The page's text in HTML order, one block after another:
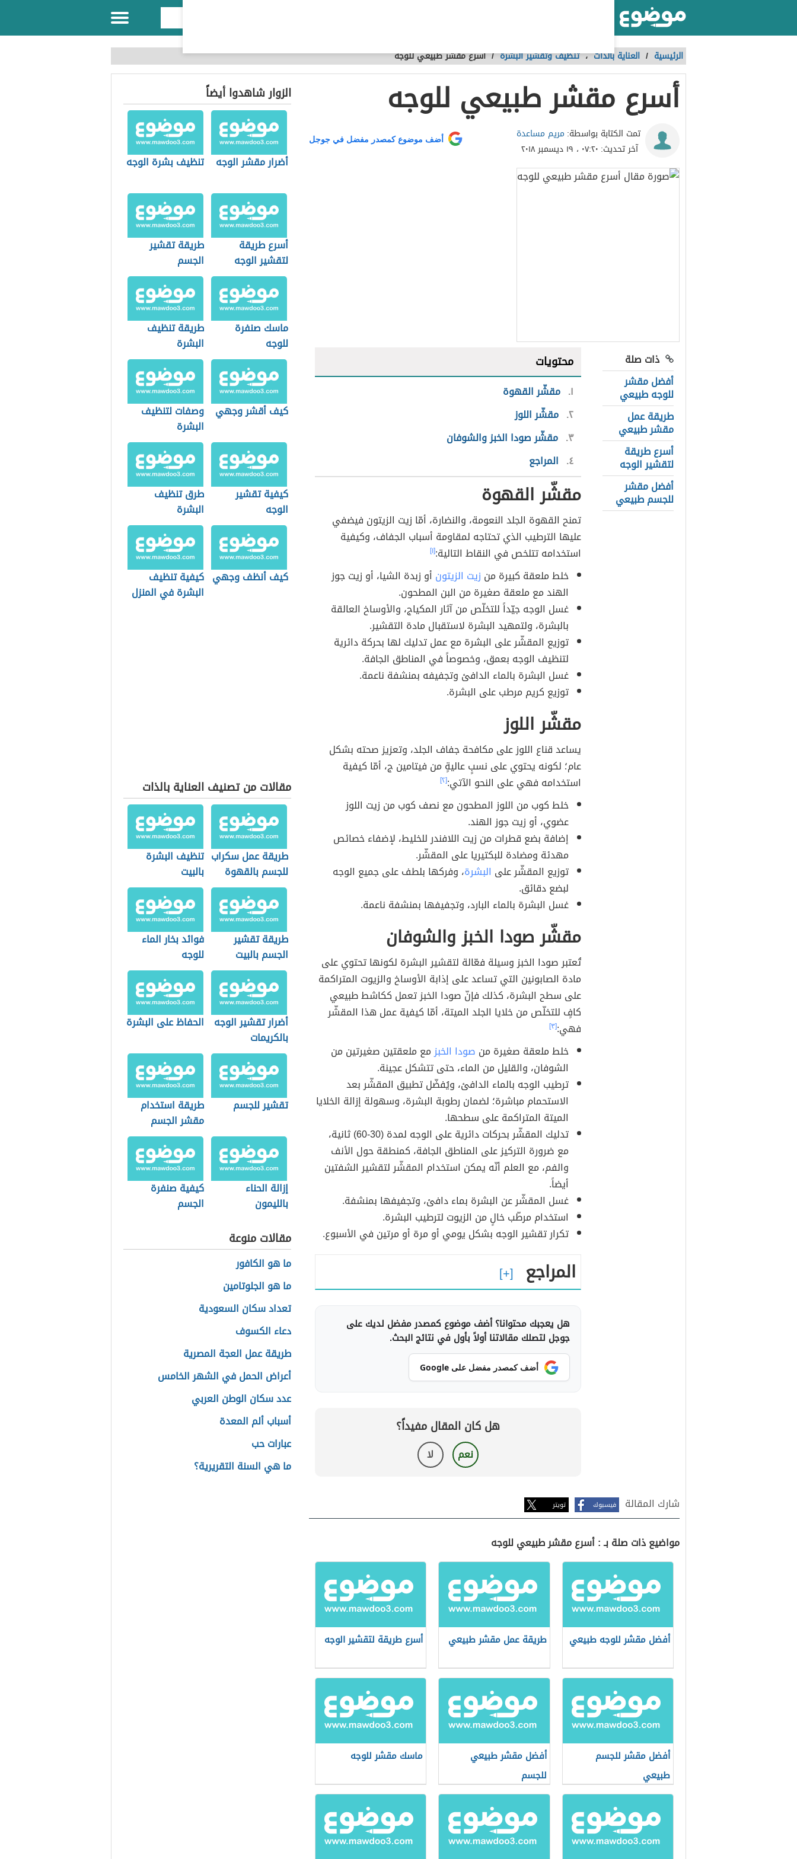
الرئيسية / العناية بالذات،تنظيف وتقشير البشرة /أسرع مقشر طبيعي للوجه
أسرع مقشر طبيعي للوجه
تمت الكتابة بواسطة: مريم مساعدة
آخر تحديث: ٠٧:٢٠ ، ١٩ ديسمبر ٢٠١٨
أضف موضوع كمصدر مفضل في جوجل
ذات صلة
أفضل مقشر
للوجه طبيعي
طريقة عمل
مقشر طبيعي
أسرع طريقة
لتقشير الوجه
أفضل مقشر
للجسم طبيعي
محتويات
١ مقشّر القهوة
٢ مقشّر اللوز
٣ مقشّر صودا الخبز والشوفان
٤ المراجع
مقشّر القهوة
تمنح القهوة الجلد النعومة، والنضارة، أمّا زيت الزيتون فيضفي
عليها الترطيب الذي تحتاجه لمقاومة أسباب الجفاف، وكيفية
استخدامه تتلخص في النقاط التالية:[١]
خلط ملعقة كبيرة من زيت الزيتون أو زبدة الشيا، أو زيت جوز
الهند مع ملعقة صغيرة من البن المطحون.
غسل الوجه جيّداً للتخلّص من آثار المكياج، والأوساخ العالقة
بالبشرة، ولتمهيد البشرة لاستقبال مادة التقشير.
توزيع المقشّر على البشرة مع عمل تدليك لها بحركة دائرية
لتنظيف الوجه بعمق، وخصوصاً في المناطق الجافة.
غسل البشرة بالماء الدافئ وتجفيفه بمنشفة ناعمة.
توزيع كريم مرطب على البشرة.
مقشّر اللوز
يساعد قناع اللوز على مكافحة جفاف الجلد، وتعزيز صحته بشكل
عام؛ لكونه يحتوي على نسبٍ عاليةٍ من فيتامين ج، أمّا كيفية
استخدامه فهي على النحو الآتي:[٢]
خلط كوب من اللوز المطحون مع نصف كوب من زيت اللوز
عضوي، أو زيت جوز الهند.
إضافة بضع قطرات من زيت اللافندر للخليط، لإضفاء خصائص
مهدئة ومضادة للبكتيريا على المقشّر.
توزيع المقشّر على البشرة، وفركها بلطف على جميع الوجه
لبضع دقائق.
غسل البشرة بالماء البارد، وتجفيفها بمنشفة ناعمة.
مقشّر صودا الخبز والشوفان
تُعتبر صودا الخبز وسيلة فعّالة لتقشير البشرة لكونها تحتوي على
مادة الصابونين التي تساعد على إذابة الأوساخ والزيوت المتراكمة
على سطح البشرة، كذلك فإنّ صودا الخبز تعمل ككاشط طبيعي
كافٍ للتخلّص من خلايا الجلد الميتة، أمّا كيفية عمل هذا المقشّر
فهي:[٣]
خلط ملعقة صغيرة من صودا الخبزمع ملعقتين صغيرتين من
الشوفان، والقليل من الماء، حتى تتشكل عجينة.
ترطيب الوجه بالماء الدافئ، ويُفضّل تطبيق المقشّر بعد
الاستحمام مباشرة؛ لضمان رطوبة البشرة، وسهولة إزالة الخلايا
الميتة المتراكمة على سطحها.
تدليك المقشّر بحركات دائرية على الوجه لمدة (30-60) ثانية،
مع ضرورة التركيز على المناطق الجافة، كمنطقة حول الأنف
والفم، مع العلم أنّه يمكن استخدام المقشّر لتقشير الشفتين
أيضاً.
غسل المقشّر عن البشرة بماء دافئ، وتجفيفها بمنشفة.
استخدام مرطّب خالٍ من الزيوت لترطيب البشرة.
تكرار تقشير الوجه بشكل يومي أو مرة أو مرتين في الأسبوع.
المراجع
هل يعجبك محتوانا؟ أضف موضوع كمصدر مفضل لديك على
جوجل لتصلك مقالاتنا أولاً بأول في نتائج البحث.
أضف كمصدر مفضل على Google
هل كان المقال مفيداً؟
نعم لا
شارك المقالة فيسبوك تويتر
مواضيع ذات صلة بـ : أسرع مقشر طبيعي للوجه
أفضل مقشر للوجه طبيعي طريقة عمل مقشر طبيعي أسرع طريقة لتقشير الوجه
أفضل مقشر للجسم
طبيعي
أفضل مقشر طبيعي
للجسم
ماسك مقشر للوجه
الزوار شاهدوا أيضاً
أضرار مقشر الوجه تنظيف بشرة الوجه
أسرع طريقة
لتقشير الوجه
طريقة تقشير
الجسم
ماسك صنفرة
للوجه
طريقة تنظيف
البشرة
كيف أقشر وجهي
وصفات لتنظيف
البشرة
كيفية تقشير
الوجه
طرق تنظيف
البشرة
كيف أنظف وجهي كيفية تنظيف
البشرة في المنزل
مقالات من تصنيف العناية بالذات
طريقة عمل سكراب
للجسم بالقهوة
تنظيف البشرة
بالبيت
طريقة تقشير
الجسم بالبيت
فوائد بخار الماء
للوجه
أضرار تقشير الوجه
بالكريمات
الحفاظ على البشرة
تقشير للجسم
طريقة استخدام
مقشر الجسم
إزالة الحناء
بالليمون
كيفية صنفرة
الجسم
مقالات منوعة
ما هو الكافور
ما هو الجلوتامين
تعداد سكان السعودية
دعاء الكسوف
طريقة عمل العجة المصرية
أعراض الحمل في الشهر الخامس
عدد سكان الوطن العربي
أسباب ألم المعدة
عبارات حب
ما هي السنة التقريرية؟